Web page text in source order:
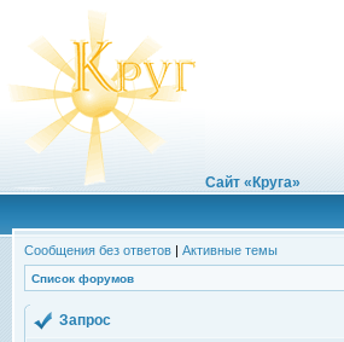
Сайт «Круга»
Сообщения без ответов | Активные темы
Список форумов
Запрос